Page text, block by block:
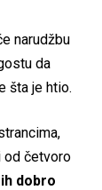
narudžbu
da
šta je htio.
od četvoro
dobro